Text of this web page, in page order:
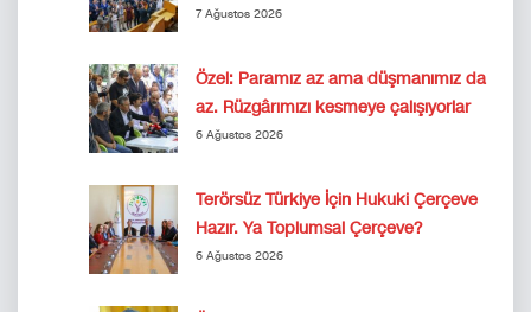
7 Ağustos 2026
Özel: Paramız az ama düşmanımız da
az. Rüzgârımızı kesmeye çalışıyorlar
6 Ağustos 2026
Terörsüz Türkiye İçin Hukuki Çerçeve
Hazır. Ya Toplumsal Çerçeve?
6 Ağustos 2026